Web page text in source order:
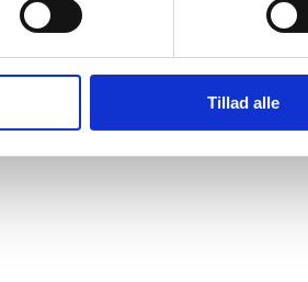
Tillad alle